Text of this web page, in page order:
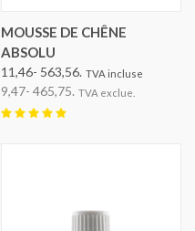
MOUSSE DE CHÊNE
ABSOLU
11,46- 563,56. TVA incluse
9,47- 465,75. TVA exclue.